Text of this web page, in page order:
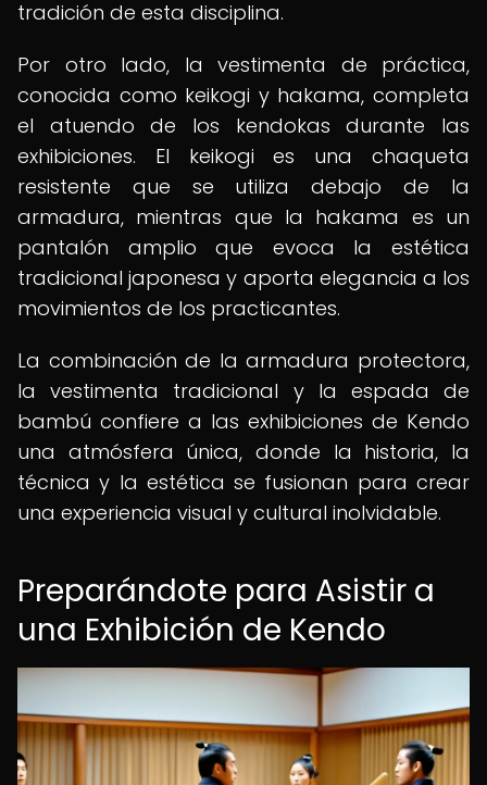
tradición de esta disciplina.
Por otro lado, la vestimenta de práctica,
conocida como keikogi y hakama, completa
el atuendo de los kendokas durante las
exhibiciones. El keikogi es una chaqueta
resistente que se utiliza debajo de la
armadura, mientras que la hakama es un
pantalón amplio que evoca la estética
tradicional japonesa y aporta elegancia a los
movimientos de los practicantes.
La combinación de la armadura protectora,
la vestimenta tradicional y la espada de
bambú confiere a las exhibiciones de Kendo
una atmósfera única, donde la historia, la
técnica y la estética se fusionan para crear
una experiencia visual y cultural inolvidable.
Preparándote para Asistir a
una Exhibición de Kendo